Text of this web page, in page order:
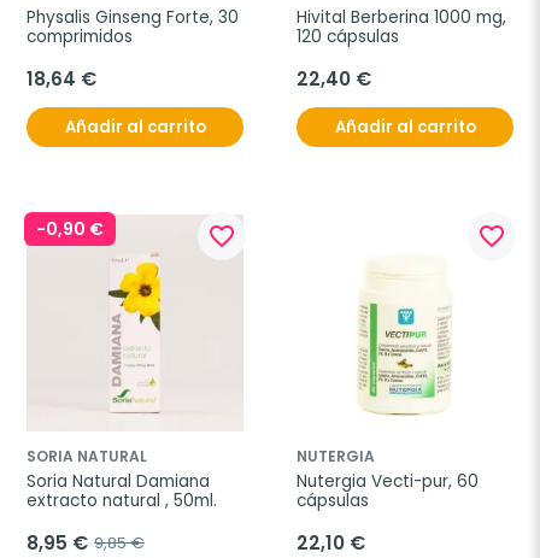
Physalis Ginseng Forte, 30
comprimidos
18,64 €
Añadir al carrito
Hivital Berberina 1000 mg,
120 cápsulas
22,40 €
Añadir al carrito
-0,90 € favorite_border
SORIA NATURAL
Soria Natural Damiana
extracto natural , 50ml.
8,95 € 9,85 €
favorite_border
NUTERGIA
Nutergia Vecti-pur, 60
cápsulas
22,10 €